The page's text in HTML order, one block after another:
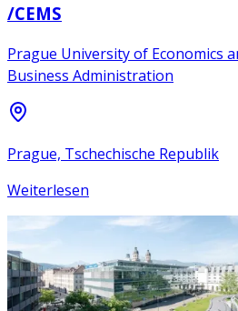
/CEMS
Prague University of Economics
Business Administration
Prague, Tschechische Republik
Weiterlesen